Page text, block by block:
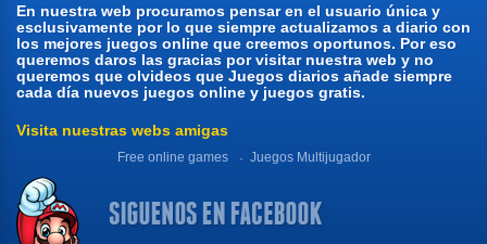
En nuestra web procuramos pensar en el usuario única y
esclusivamente por lo que siempre actualizamos a diario con
los mejores juegos online que creemos oportunos. Por eso
queremos daros las gracias por visitar nuestra web y no
queremos que olvideos que Juegos diarios añade siempre
cada día nuevos juegos online y juegos gratis.
Visita nuestras webs amigas
Free online games Juegos Multijugador